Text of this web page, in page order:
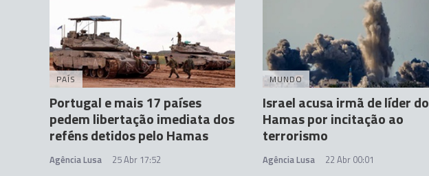
PAÍS
Portugal e mais 17 países
pedem libertação imediata dos
reféns detidos pelo Hamas
Agência Lusa 25 Abr 17:52
MUNDO
Israel acusa irmã de líder do
Hamas por incitação ao
terrorismo
Agência Lusa 22 Abr 00:01